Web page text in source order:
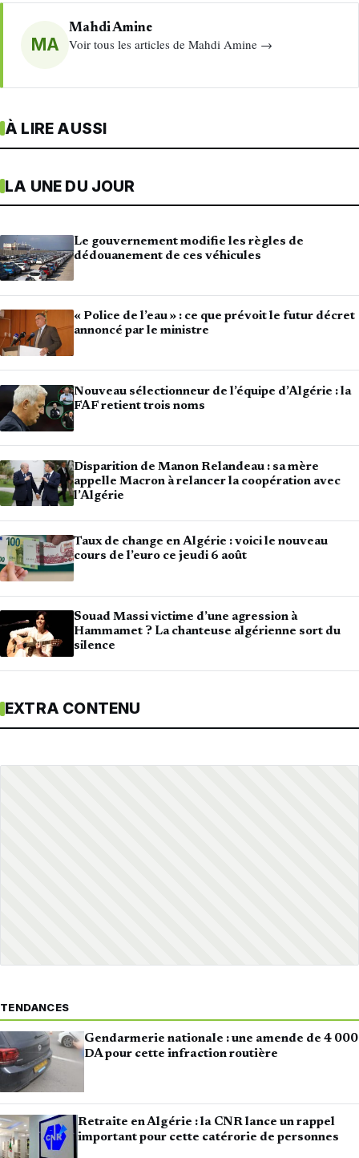
MA
Mahdi Amine
Voir tous les articles de Mahdi Amine →
À LIRE AUSSI
LA UNE DU JOUR
Le gouvernement modifie les règles de
dédouanement de ces véhicules
« Police de l’eau » : ce que prévoit le futur décret
annoncé par le ministre
Nouveau sélectionneur de l’équipe d’Algérie : la
FAF retient trois noms
Disparition de Manon Relandeau : sa mère
appelle Macron à relancer la coopération avec
l’Algérie
Taux de change en Algérie : voici le nouveau
cours de l’euro ce jeudi 6 août
Souad Massi victime d’une agression à
Hammamet ? La chanteuse algérienne sort du
silence
EXTRA CONTENU
TENDANCES
Gendarmerie nationale : une amende de 4 000
DA pour cette infraction routière
Retraite en Algérie : la CNR lance un rappel
important pour cette catérorie de personnes